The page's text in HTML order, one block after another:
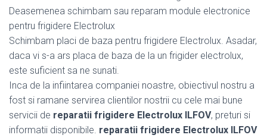
Deasemenea schimbam sau reparam module electronice
pentru frigidere Electrolux
Schimbam placi de baza pentru frigidere Electrolux. Asadar,
daca vi s-a ars placa de baza de la un frigider electrolux,
este suficient sa ne sunati.
Inca de la infiintarea companiei noastre, obiectivul nostru a
fost si ramane servirea clientilor nostrii cu cele mai bune
servicii de reparatii frigidere Electrolux ILFOV, preturi si
informatii disponibile. reparatii frigidere Electrolux ILFOV